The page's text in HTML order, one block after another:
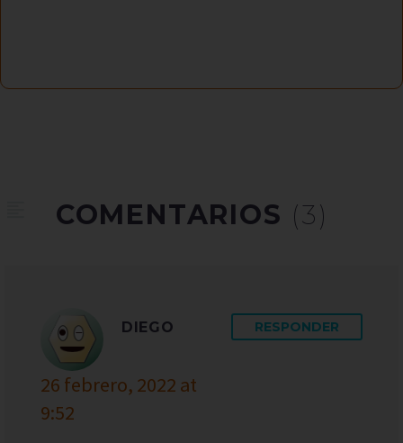
COMENTARIOS (3)
DIEGO
26 febrero, 2022 at
9:52
RESPONDER